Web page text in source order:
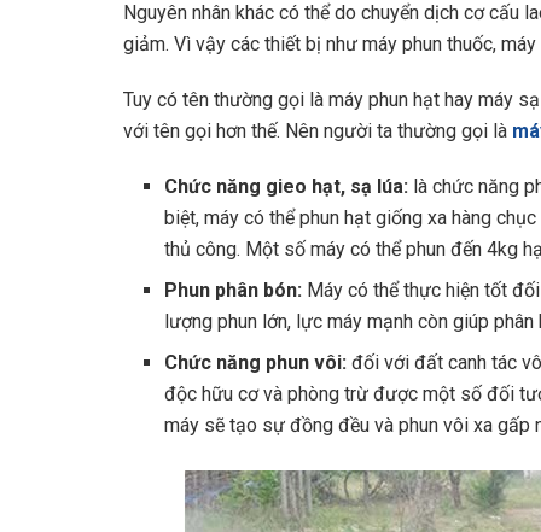
Nguyên nhân khác có thể do chuyển dịch cơ cấu
giảm. Vì vậy các thiết bị như máy phun thuốc,
Tuy có tên thường gọi là máy phun hạt hay máy
với tên gọi hơn thế. Nên người ta thường gọi là
Chức năng gieo hạt, sạ lúa: là chức năng
biệt, máy có thể phun hạt giống xa hàng
thủ công. Một số máy có thể phun đến 4kg
Phun phân bón: Máy có thể thực hiện tốt
lượng phun lớn, lực máy mạnh còn giúp
Chức năng phun vôi: đối với đất canh tác
độc hữu cơ và phòng trừ được một số đối
máy sẽ tạo sự đồng đều và phun vôi xa gấp